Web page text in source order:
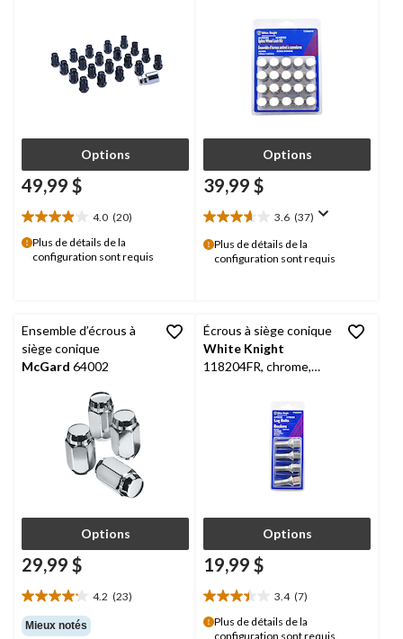
Options
49,99 $
4.0 (20)
4.0
étoile(s)
sur
Plus de détails de la
configuration sont requis
Options
39,99 $
3.6 (37)
3.6
étoile(s)
sur
Plus de détails de la
configuration sont requis
Ensemble d’écrous à
siège conique
McGard 64002
Options
29,99 $
4.2 (23)
4.2
étoile(s)
Mieux notés
Écrous à siège conique
White Knight
118204FR, chrome,
Options
19,99 $
3.4 (7)
3.4
étoile(s)
Plus de détails de la
configuration sont requis